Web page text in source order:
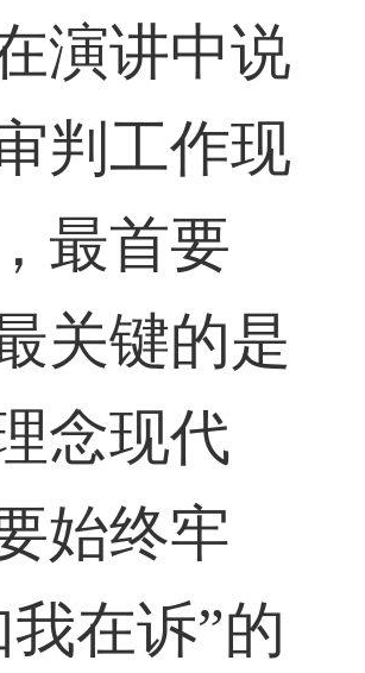
演讲中说
判工作现
最首要
关键的是
念现代
始终牢
在诉”的